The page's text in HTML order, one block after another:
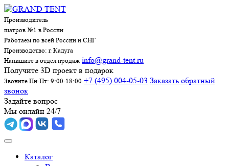
Производитель
шатров №1 в России
Работаем по всей России и СНГ
Производство: г. Калуга
Напишите в отдел продаж info@grand-tent.ru
Получите 3D проект в подарок
Звоните Пн-Пт: 9:00-18:00 +7 (495) 004-05-03 Заказать обратный
звонок
Задайте вопрос
Мы онлайн 24/7
Каталог